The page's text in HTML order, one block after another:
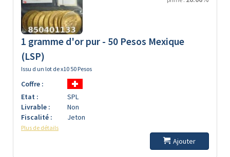
1 gramme d'or pur - 50 Pesos Mexique
(LSP)
Issu d un lot de x10 50 Pesos
Coffre :
Etat :
SPL
Livrable :
Non
Fiscalité :
Jeton
Plus de détails
Ajouter